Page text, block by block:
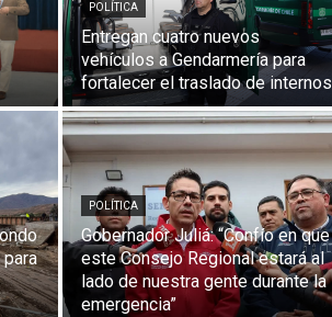
POLÍTICA
Entregan cuatro nuevos
vehículos a Gendarmería para
fortalecer el traslado de internos
POLÍTICA
Gobernador Juliá: “Confío en que
este Consejo Regional estará al
lado de nuestra gente durante la
emergencia”